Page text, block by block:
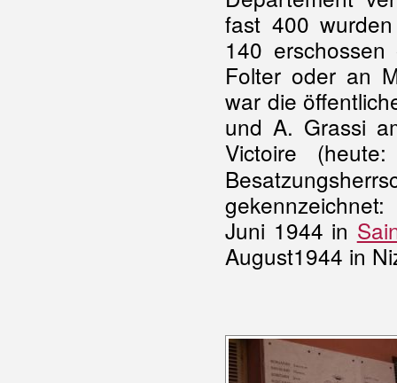
fast 400
140
Folter oder an
war die
und A. Grassi
Victoire
Juni 1944 in
August1944 in